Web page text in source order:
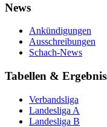
News
Ankündigungen
Ausschreibungen
Schach-News
Tabellen &
Verbandsliga
Landesliga A
Landesliga B